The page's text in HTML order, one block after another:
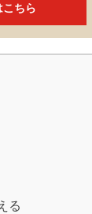
こちら
る